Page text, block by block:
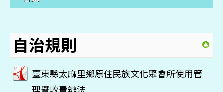
觀光導覽
自治規則
臺東縣太麻里鄉原住民族文化聚會所使用管
理暨收費辦法